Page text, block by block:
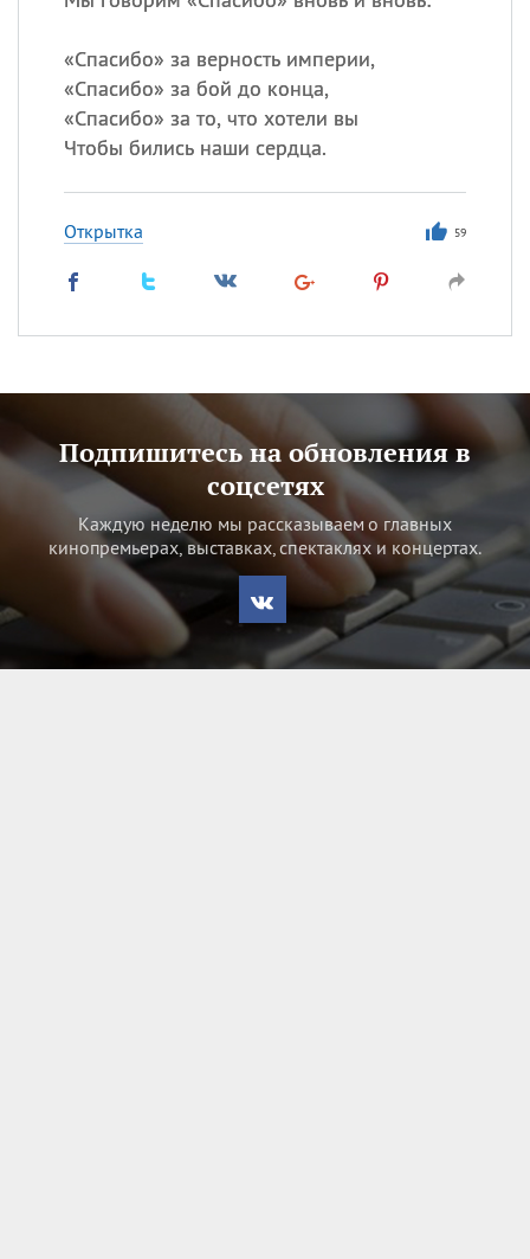
«Спасибо» за верность империи,
«Спасибо» за бой до конца,
«Спасибо» за то, что хотели вы
Чтобы бились наши сердца.
Открытка 59
Подпишитесь на обновления в
соцсетях
Каждую неделю мы рассказываем о главных
кинопремьерах, выставках, спектаклях и концертах.